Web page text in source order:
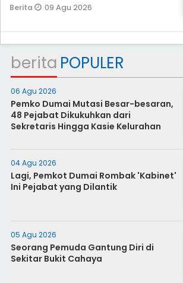
Berita 09 Agu 2026
berita POPULER
06 Agu 2026
Pemko Dumai Mutasi Besar-besaran,
48 Pejabat Dikukuhkan dari
Sekretaris Hingga Kasie Kelurahan
04 Agu 2026
Lagi, Pemkot Dumai Rombak 'Kabinet'
Ini Pejabat yang Dilantik
05 Agu 2026
Seorang Pemuda Gantung Diri di
Sekitar Bukit Cahaya